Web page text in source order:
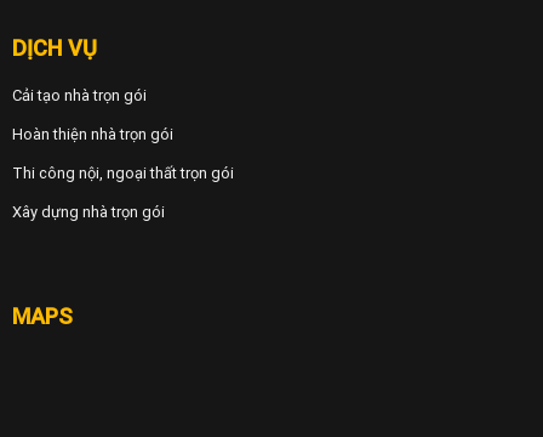
DỊCH VỤ
Cải tạo nhà trọn gói
Hoàn thiện nhà trọn gói
Thi công nội, ngoại thất trọn gói
Xây dựng nhà trọn gói
MAPS